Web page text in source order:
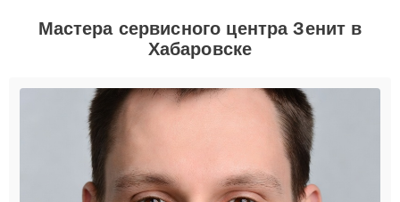
Мастера сервисного центра Зенит в
Хабаровске